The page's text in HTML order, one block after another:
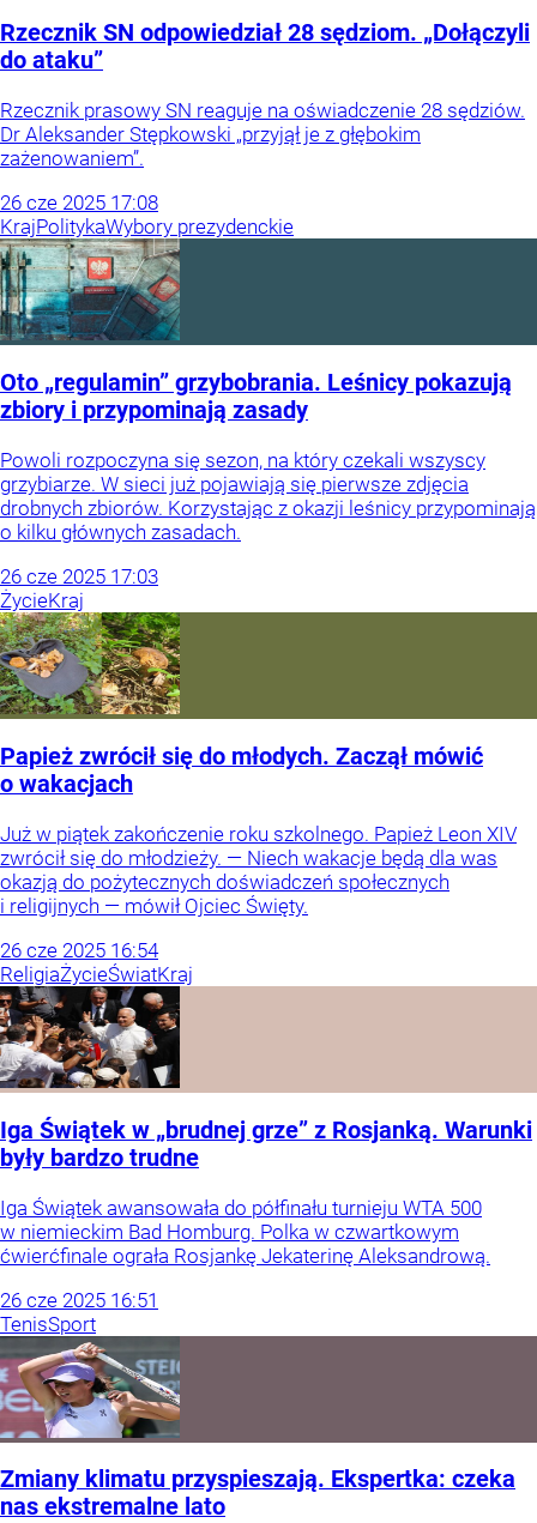
Rzecznik SN odpowiedział 28 sędziom. „Dołączyli
do ataku”
Rzecznik prasowy SN reaguje na oświadczenie 28 sędziów.
Dr Aleksander Stępkowski „przyjął je z głębokim
zażenowaniem”.
26 cze 2025 17:08
KrajPolitykaWybory prezydenckie
Oto „regulamin” grzybobrania. Leśnicy pokazują
zbiory i przypominają zasady
Powoli rozpoczyna się sezon, na który czekali wszyscy
grzybiarze. W sieci już pojawiają się pierwsze zdjęcia
drobnych zbiorów. Korzystając z okazji leśnicy przypominają
o kilku głównych zasadach.
26 cze 2025 17:03
ŻycieKraj
Papież zwrócił się do młodych. Zaczął mówić
o wakacjach
Już w piątek zakończenie roku szkolnego. Papież Leon XIV
zwrócił się do młodzieży. — Niech wakacje będą dla was
okazją do pożytecznych doświadczeń społecznych
i religijnych — mówił Ojciec Święty.
26 cze 2025 16:54
ReligiaŻycieŚwiatKraj
Iga Świątek w „brudnej grze” z Rosjanką. Warunki
były bardzo trudne
Iga Świątek awansowała do półfinału turnieju WTA 500
w niemieckim Bad Homburg. Polka w czwartkowym
ćwierćfinale ograła Rosjankę Jekaterinę Aleksandrową.
26 cze 2025 16:51
TenisSport
Zmiany klimatu przyspieszają. Ekspertka: czeka
nas ekstremalne lato